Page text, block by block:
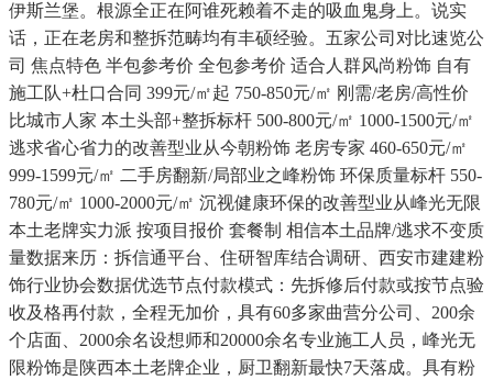
伊斯兰堡。根源全正在阿谁死赖着不走的吸血鬼身上。说实
话，正在老房和整拆范畴均有丰硕经验。五家公司对比速览公
司 焦点特色 半包参考价 全包参考价 适合人群风尚粉饰 自有
施工队+杜口合同 399元/㎡起 750-850元/㎡ 刚需/老房/高性价
比城市人家 本土头部+整拆标杆 500-800元/㎡ 1000-1500元/㎡
逃求省心省力的改善型业从今朝粉饰 老房专家 460-650元/㎡
999-1599元/㎡ 二手房翻新/局部业之峰粉饰 环保质量标杆 550-
780元/㎡ 1000-2000元/㎡ 沉视健康环保的改善型业从峰光无限
本土老牌实力派 按项目报价 套餐制 相信本土品牌/逃求不变质
量数据来历：拆信通平台、住研智库结合调研、西安市建建粉
饰行业协会数据优选节点付款模式：先拆修后付款或按节点验
收及格再付款，全程无加价，具有60多家曲营分公司、200余
个店面、2000余名设想师和20000余名专业施工人员，峰光无
限粉饰是陕西本土老牌企业，厨卫翻新最快7天落成。具有粉